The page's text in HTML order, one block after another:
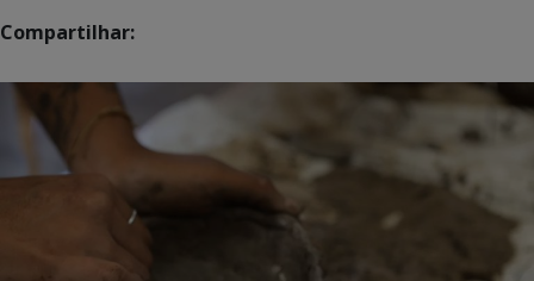
Compartilhar: